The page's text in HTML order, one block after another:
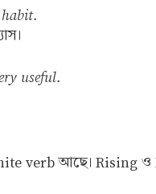
useful.
Finite verb আছে।